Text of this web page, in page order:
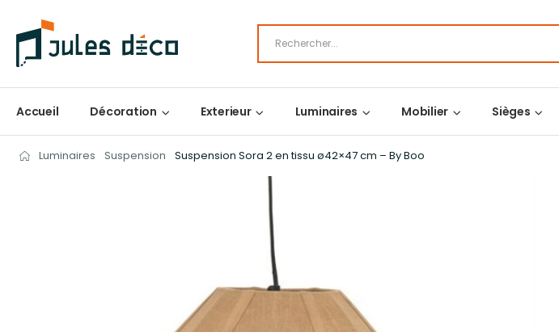
Accueil Décoration Exterieur Luminaires Mobilier Sièges
Luminaires Suspension Suspension Sora 2 en tissu ø42×47 cm – By Boo